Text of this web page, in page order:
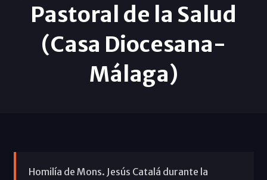
Pastoral de la Salud
(Casa Diocesana-
Málaga)
Homilía de Mons. Jesús Catalá durante la